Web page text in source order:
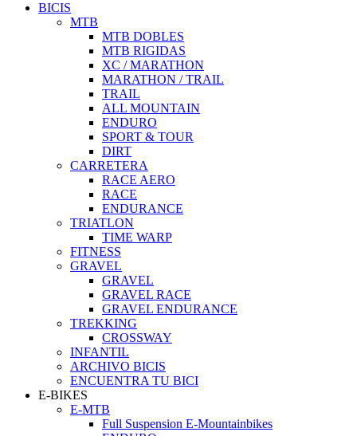
BICIS
MTB
MTB DOBLES
MTB RIGIDAS
XC / MARATHON
MARATHON / TRAIL
TRAIL
ALL MOUNTAIN
ENDURO
SPORT & TOUR
DIRT
CARRETERA
RACE AERO
RACE
ENDURANCE
TRIATLON
TIME WARP
FITNESS
GRAVEL
GRAVEL
GRAVEL RACE
GRAVEL ENDURANCE
TREKKING
CROSSWAY
INFANTIL
ARCHIVO BICIS
ENCUENTRA TU BICI
E-BIKES
E-MTB
Full Suspension E-Mountainbikes